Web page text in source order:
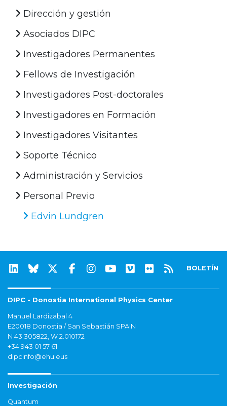
Dirección y gestión
Asociados DIPC
Investigadores Permanentes
Fellows de Investigación
Investigadores Post-doctorales
Investigadores en Formación
Investigadores Visitantes
Soporte Técnico
Administración y Servicios
Personal Previo
Edvin Lundgren
BOLETÍN
DIPC - Donostia International Physics Center
Manuel Lardizabal 4
E20018 Donostia / San Sebastián SPAIN
N 43.305822, W 2.010172
+34 943 01 57 61
dipcinfo@ehu.eus
Investigación
Quantum